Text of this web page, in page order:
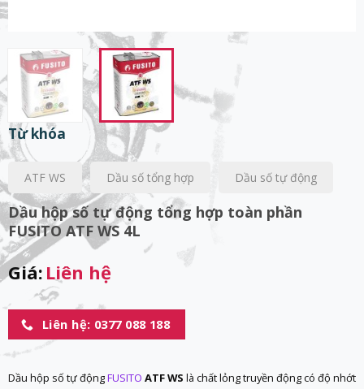
Từ khóa
ATF WS Dầu số tổng hợp Dầu số tự động
Dầu hộp số tự động tổng hợp toàn phần
FUSITO ATF WS 4L
Giá: Liên hệ
Liên hệ: 0377 088 188
Dầu hộp số tự độngFUSITO ATF WS là chất lỏng truyền động có độ nhớt